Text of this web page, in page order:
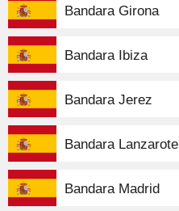
Bandara Girona
Bandara Ibiza
Bandara Jerez
Bandara Lanzarote
Bandara Madrid